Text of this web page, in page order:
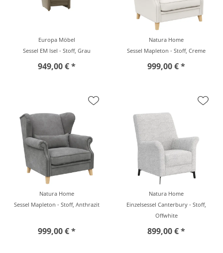
Europa Möbel
Sessel EM Isel - Stoff, Grau
949,00 € *
Natura Home
Sessel Mapleton - Stoff, Creme
999,00 € *
Natura Home
Sessel Mapleton - Stoff, Anthrazit
999,00 € *
Natura Home
Einzelsessel Canterbury - Stoff,
Offwhite
899,00 € *